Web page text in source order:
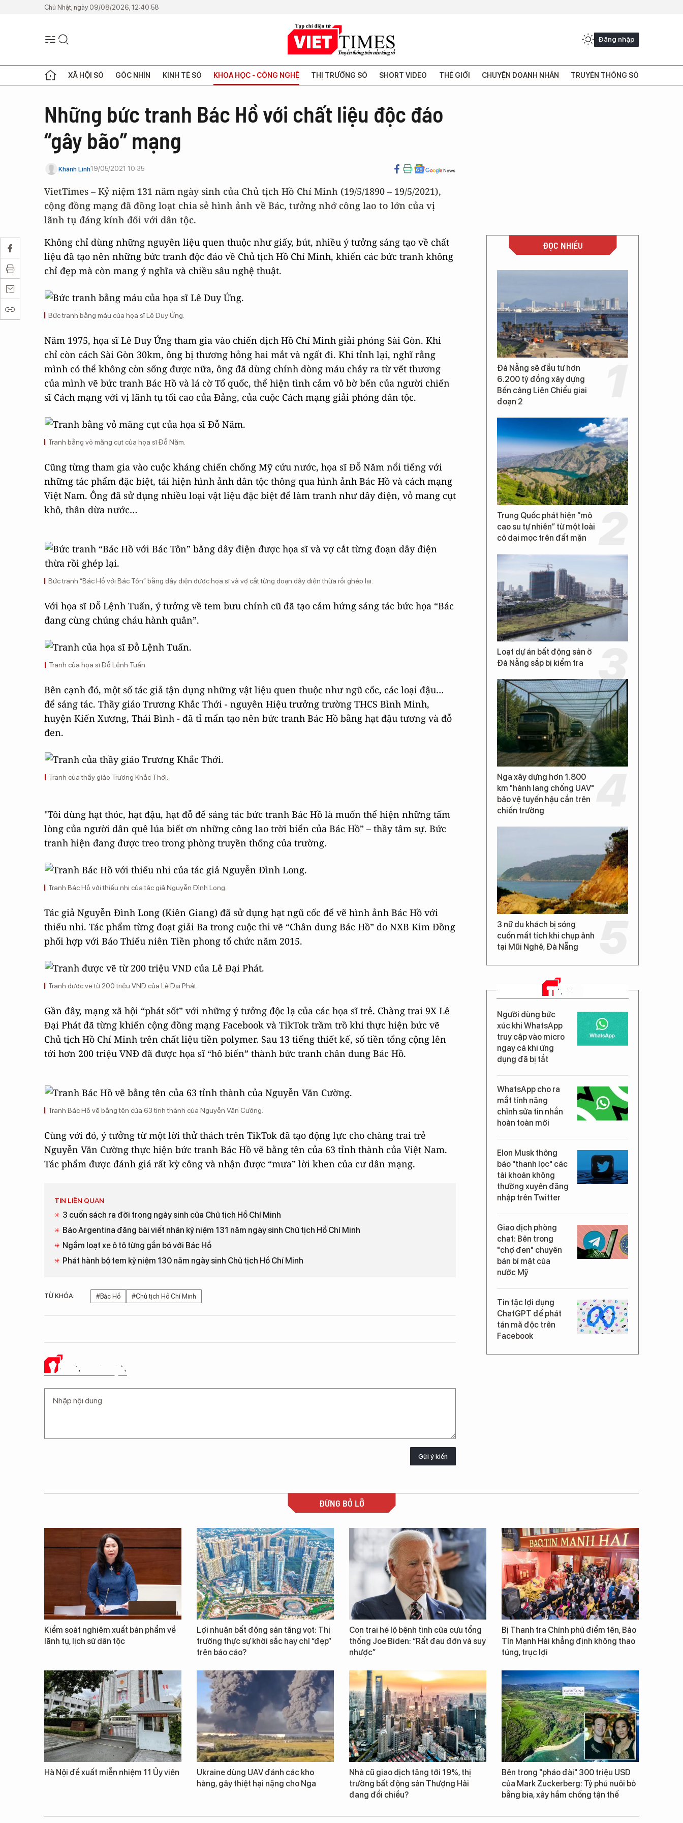
Chủ Nhật, ngày 09/08/2026, 12:40:58
Đăng nhập
XÃ HỘI SỐ GÓC NHÌN KINH TẾ SỐ KHOA HỌC - CÔNG NGHỆ THỊ TRƯỜNG SỐ SHORT VIDEO THẾ GIỚI CHUYỆN DOANH NHÂN TRUYỀN THÔNG SỐ
Những bức tranh Bác Hồ với chất liệu độc đáo
“gây bão” mạng
Khánh Linh19/05/2021 10:35
VietTimes – Kỷ niệm 131 năm ngày sinh của Chủ tịch Hồ Chí Minh (19/5/1890 – 19/5/2021),
cộng đồng mạng đã đồng loạt chia sẻ hình ảnh về Bác, tưởng nhớ công lao to lớn của vị
lãnh tụ đáng kính đối với dân tộc.
Không chỉ dùng những nguyên liệu quen thuộc như giấy, bút, nhiều ý tưởng sáng tạo về chất
liệu đã tạo nên những bức tranh độc đáo về Chủ tịch Hồ Chí Minh, khiến các bức tranh không
chỉ đẹp mà còn mang ý nghĩa và chiều sâu nghệ thuật.
Bức tranh bằng máu của họa sĩ Lê Duy Ứng.
Năm 1975, họa sĩ Lê Duy Ứng tham gia vào chiến dịch Hồ Chí Minh giải phóng Sài Gòn. Khi
chỉ còn cách Sài Gòn 30km, ông bị thương hỏng hai mắt và ngất đi. Khi tỉnh lại, nghĩ rằng
mình có thể không còn sống được nữa, ông đã dùng chính dòng máu chảy ra từ vết thương
của mình vẽ bức tranh Bác Hồ và lá cờ Tổ quốc, thể hiện tình cảm vô bờ bến của người chiến
sĩ Cách mạng với vị lãnh tụ tối cao của Đảng, của cuộc Cách mạng giải phóng dân tộc.
Tranh bằng vỏ măng cụt của họa sĩ Đỗ Năm.
Cũng từng tham gia vào cuộc kháng chiến chống Mỹ cứu nước, họa sĩ Đỗ Năm nổi tiếng với
những tác phẩm đặc biệt, tái hiện hình ảnh dân tộc thông qua hình ảnh Bác Hồ và cách mạng
Việt Nam. Ông đã sử dụng nhiều loại vật liệu đặc biệt để làm tranh như dây điện, vỏ mang cụt
khô, thân dừa nước…
Bức tranh “Bác Hồ với Bác Tôn” bằng dây điện được họa sĩ và vợ cắt từng đoạn dây điện thừa rồi ghép lại.
Với họa sĩ Đỗ Lệnh Tuấn, ý tưởng về tem bưu chính cũ đã tạo cảm hứng sáng tác bức họa “Bác
đang cùng chúng cháu hành quân”.
Tranh của họa sĩ Đỗ Lệnh Tuấn.
Bên cạnh đó, một số tác giả tận dụng những vật liệu quen thuộc như ngũ cốc, các loại đậu…
để sáng tác. Thầy giáo Trương Khắc Thới - nguyên Hiệu trưởng trường THCS Bình Minh,
huyện Kiến Xương, Thái Bình - đã tỉ mẩn tạo nên bức tranh Bác Hồ bằng hạt đậu tương và đỗ
đen.
Tranh của thầy giáo Trương Khắc Thới.
"Tôi dùng hạt thóc, hạt đậu, hạt đỗ để sáng tác bức tranh Bác Hồ là muốn thể hiện những tấm
lòng của người dân quê lúa biết ơn những công lao trời biển của Bác Hồ” – thầy tâm sự. Bức
tranh hiện đang được treo trong phòng truyền thống của trường.
Tranh Bác Hồ với thiếu nhi của tác giả Nguyễn Đình Long.
Tác giả Nguyễn Đình Long (Kiên Giang) đã sử dụng hạt ngũ cốc để vẽ hình ảnh Bác Hồ với
thiếu nhi. Tác phẩm từng đoạt giải Ba trong cuộc thi vẽ “Chân dung Bác Hồ” do NXB Kim Đồng
phối hợp với Báo Thiếu niên Tiền phong tổ chức năm 2015.
Tranh được vẽ từ 200 triệu VND của Lê Đại Phát.
Gần đây, mạng xã hội “phát sốt” với những ý tưởng độc lạ của các họa sĩ trẻ. Chàng trai 9X Lê
Đại Phát đã từng khiến cộng đồng mạng Facebook và TikTok trầm trồ khi thực hiện bức vẽ
Chủ tịch Hồ Chí Minh trên chất liệu tiền polymer. Sau 13 tiếng thiết kế, số tiền tổng cộng lên
tới hơn 200 triệu VNĐ đã được họa sĩ “hô biến” thành bức tranh chân dung Bác Hồ.
Tranh Bác Hồ vẽ bằng tên của 63 tỉnh thành của Nguyễn Văn Cường.
Cùng với đó, ý tưởng từ một lời thử thách trên TikTok đã tạo động lực cho chàng trai trẻ
Nguyễn Văn Cường thực hiện bức tranh Bác Hồ vẽ bằng tên của 63 tỉnh thành của Việt Nam.
Tác phẩm được đánh giá rất kỳ công và nhận được “mưa” lời khen của cư dân mạng.
TIN LIÊN QUAN
3 cuốn sách ra đời trong ngày sinh của Chủ tịch Hồ Chí Minh
Báo Argentina đăng bài viết nhân kỷ niệm 131 năm ngày sinh Chủ tịch Hồ Chí Minh
Ngắm loạt xe ô tô từng gắn bó với Bác Hồ
Phát hành bộ tem kỷ niệm 130 năm ngày sinh Chủ tịch Hồ Chí Minh
TỪ KHÓA: #Bác Hồ #Chủ tịch Hồ Chí Minh
Ý KIẾN CỦA BẠN
Gửi ý kiến
ĐỌC NHIỀU
Đà Nẵng sẽ đầu tư hơn
6.200 tỷ đồng xây dựng
Bến cảng Liên Chiểu giai
đoạn 2
Trung Quốc phát hiện “mỏ
cao su tự nhiên” từ một loài
cỏ dại mọc trên đất mặn
Loạt dự án bất động sản ở
Đà Nẵng sắp bị kiểm tra
Nga xây dựng hơn 1.800
km "hành lang chống UAV"
bảo vệ tuyến hậu cần trên
chiến trường
3 nữ du khách bị sóng
cuốn mất tích khi chụp ảnh
tại Mũi Nghê, Đà Nẵng
TIN MỚI
Người dùng bức
xúc khi WhatsApp
truy cập vào micro
ngay cả khi ứng
dụng đã bị tắt
WhatsApp cho ra
mắt tính năng
chỉnh sửa tin nhắn
hoàn toàn mới
Elon Musk thông
báo "thanh lọc" các
tài khoản không
thường xuyên đăng
nhập trên Twitter
Giao dịch phòng
chat: Bên trong
"chợ đen" chuyên
bán bí mật của
nước Mỹ
Tin tặc lợi dụng
ChatGPT để phát
tán mã độc trên
Facebook
ĐỪNG BỎ LỠ
Kiểm soát nghiêm xuất bản phẩm về
lãnh tụ, lịch sử dân tộc
Lợi nhuận bất động sản tăng vọt: Thị
trường thực sự khởi sắc hay chỉ “đẹp”
trên báo cáo?
Con trai hé lộ bệnh tình của cựu tổng
thống Joe Biden: “Rất đau đớn và suy
nhược”
Bị Thanh tra Chính phủ điểm tên, Bảo
Tín Mạnh Hải khẳng định không thao
túng, trục lợi
Hà Nội đề xuất miễn nhiệm 11 Ủy viên
Ukraine dùng UAV đánh các kho
hàng, gây thiệt hại nặng cho Nga
Nhà cũ giao dịch tăng tới 19%, thị
trường bất động sản Thượng Hải
đang đổi chiều?
Bên trong "pháo đài" 300 triệu USD
của Mark Zuckerberg: Tỷ phú nuôi bò
bằng bia, xây hầm chống tận thế